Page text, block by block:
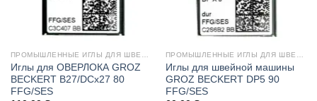
ПРОМЫШЛЕННЫЕ ИГЛЫ ДЛЯ ШВЕЙНЫХ МАШИН
Иглы для ОВЕРЛОКА GROZ
BECKERT B27/DCx27 80
FFG/SES
ПРОМЫШЛЕННЫЕ ИГЛЫ ДЛЯ ШВЕЙНЫХ МАШИН
Иглы для швейной машины
GROZ BECKERT DP5 90
FFG/SES